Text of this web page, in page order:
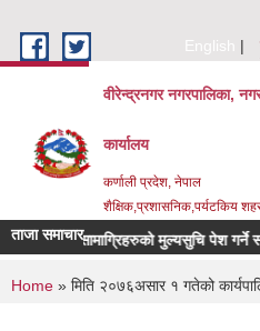
English
वीरेन्द्रनगर नगरपालिका,
कार्यालय
कर्णाली प्रदेश, नेपाल
शैक्षिक,प्रशासनिक,पर्यटकिय
ताजा समाचार
सम्बन्धित सामाग्रिहरुको मुल्यसुचि पेश गर्ने
You are here
Home » मिति २०७६असार १ गतेको